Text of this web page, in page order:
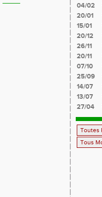
04/02
20/01
15/01
20/12
26/11
20/11
07/10
25/09
14/07
13/07
27/04